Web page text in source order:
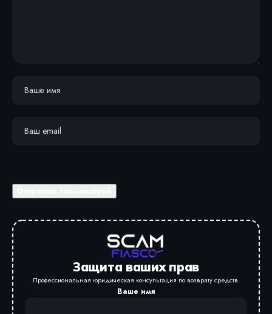
Защита ваших прав
Профессиональная юридическая консультация по возврату средств.
Ваше имя